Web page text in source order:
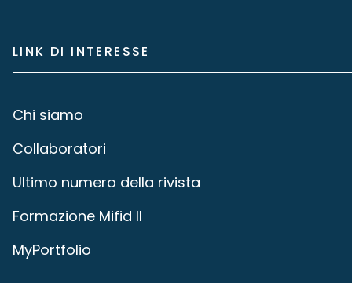
LINK DI INTERESSE
Chi siamo
Collaboratori
Ultimo numero della rivista
Formazione Mifid II
MyPortfolio